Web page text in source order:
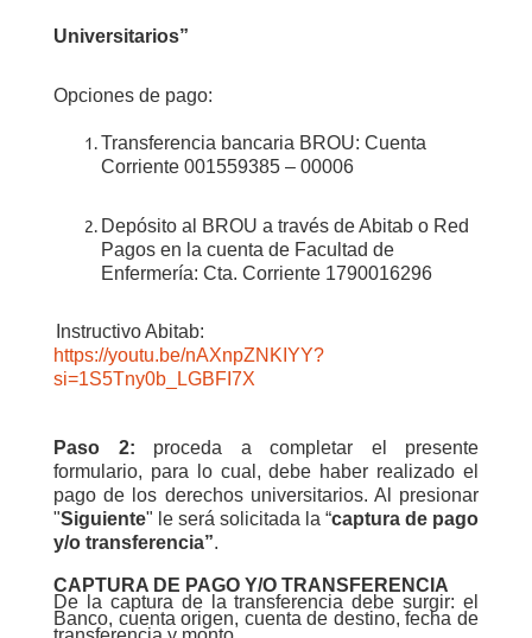
Universitarios”
Opciones de pago:
Transferencia bancaria BROU: Cuenta
Corriente 001559385 – 00006
Depósito al BROU a través de Abitab o Red
Pagos en la cuenta de Facultad de
Enfermería: Cta. Corriente 1790016296
Instructivo Abitab:
https://youtu.be/nAXnpZNKIYY?
si=1S5Tny0b_LGBFI7X
Paso 2: proceda a completar el presente
formulario, para lo cual, debe haber realizado el
pago de los derechos universitarios. Al presionar
"Siguiente" le será solicitada la “captura de pago
y/o transferencia”.
CAPTURA DE PAGO Y/O TRANSFERENCIA
De la captura de la transferencia debe surgir: el
Banco, cuenta origen, cuenta de destino, fecha de